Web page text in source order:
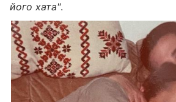
його хата".